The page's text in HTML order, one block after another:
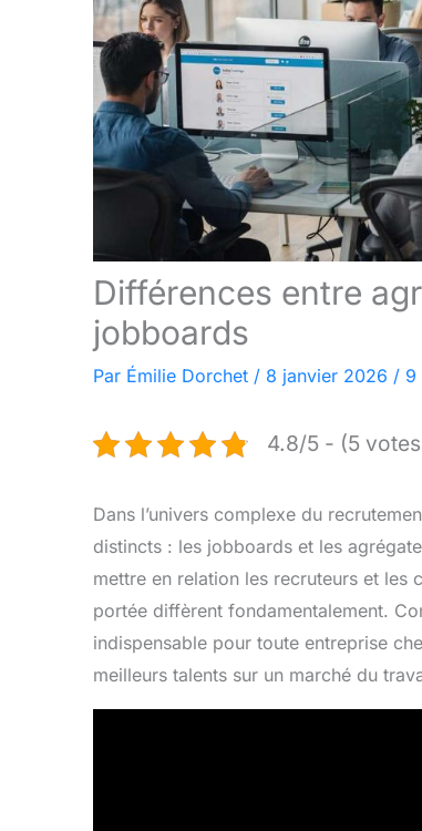
Différences entre
jobboards
Par Émilie Dorchet / 8 janvier 2026 / 9
4.8/5 - (5
Dans l’univers complexe du
distincts : les jobboards et les
mettre en relation les recruteurs et les
portée diffèrent fondamentalement.
indispensable pour toute entreprise
meilleurs talents sur un marché du